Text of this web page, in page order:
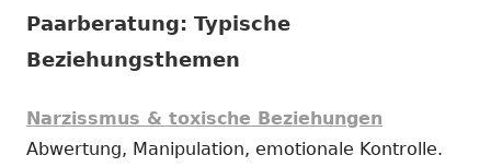
Paarberatung: Typische
Beziehungsthemen
Narzissmus & toxische Beziehungen
Abwertung, Manipulation, emotionale Kontrolle.